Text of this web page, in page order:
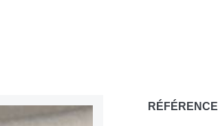
RÉFÉRENCE